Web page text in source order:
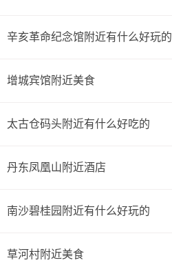
辛亥革命纪念馆附近有什么好玩的
增城宾馆附近美食
太古仓码头附近有什么好吃的
丹东凤凰山附近酒店
南沙碧桂园附近有什么好玩的
草河村附近美食